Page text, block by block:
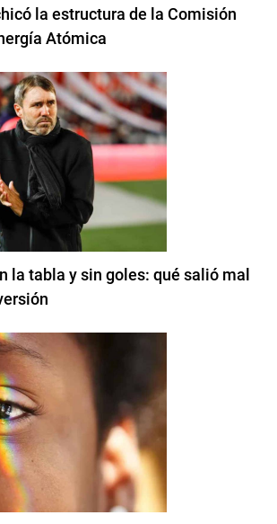
la estructura de la Comisión
Atómica
la tabla y sin goles: qué salió mal